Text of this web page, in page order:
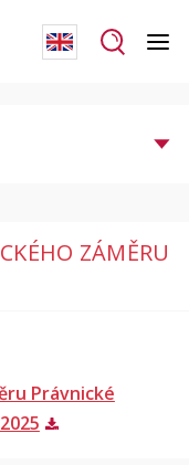
ZÁMĚRU
Právnické